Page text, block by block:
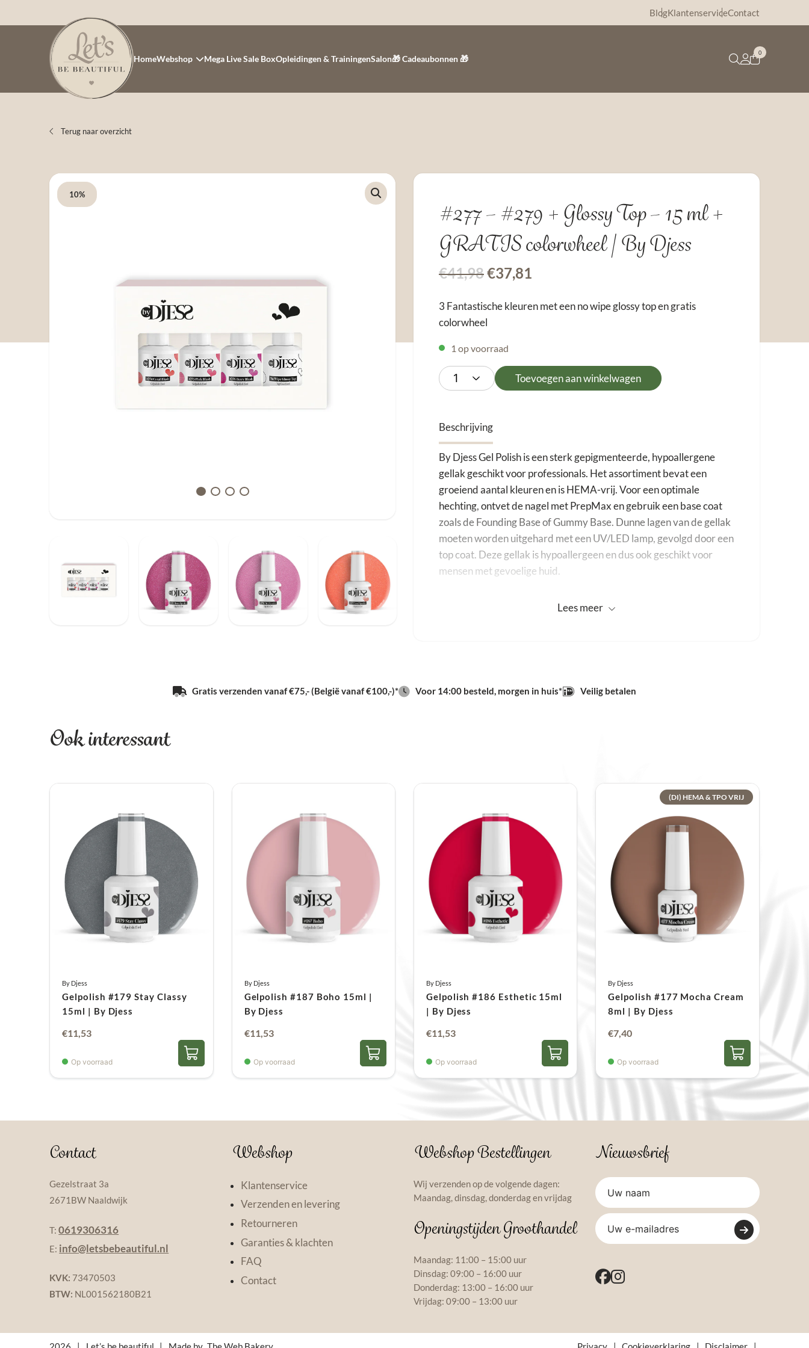
BlogKlantenserviceContact
HomeWebshop Mega Live Sale BoxOpleidingen & TrainingenSalon🎁 Cadeaubonnen 🎁
0
Terug naar overzicht
10%
#277 – #279 + Glossy Top – 15 ml +
GRATIS colorwheel | By Djess
€41,98Oorspronkelijke
was:
€41,98.
€37,81
is:
3 Fantastische kleuren met een no wipe glossy top en gratis
colorwheel
1 op voorraad
Toevoegen aan winkelwagen
Beschrijving
By Djess Gel Polish is een sterk gepigmenteerde, hypoallergene
gellak geschikt voor professionals. Het assortiment bevat een
groeiend aantal kleuren en is HEMA-vrij. Voor een optimale
hechting, ontvet de nagel met PrepMax en gebruik een base coat
zoals de Founding Base of Gummy Base. Dunne lagen van de gellak
moeten worden uitgehard met een UV/LED lamp, gevolgd door een
top coat. Deze gellak is hypoallergeen en dus ook geschikt voor
mensen met gevoelige huid.
Leesmeer
Gratis verzenden vanaf €75,- (België vanaf €100,-)* Voor 14:00 besteld, morgen in huis* Veilig betalen
Ook interessant
By Djess
Gelpolish #179 Stay Classy
15ml | By Djess
€11,53
Op voorraad
By Djess
Gelpolish #187 Boho 15ml |
By Djess
€11,53
Op voorraad
By Djess
Gelpolish #186 Esthetic 15ml
| By Djess
€11,53
Op voorraad
(DI) HEMA & TPO VRIJ
By Djess
Gelpolish #177 Mocha Cream
8ml | By Djess
€7,40
Op voorraad
Contact
Gezelstraat 3a
2671BW Naaldwijk
T:0619306316
E: info@letsbebeautiful.nl
KVK: 73470503
BTW: NL001562180B21
Webshop
Klantenservice
Verzenden en levering
Retourneren
Garanties & klachten
FAQ
Contact
Webshop Bestellingen
Wij verzenden op de volgende dagen:
Maandag, dinsdag, donderdag en vrijdag
Openingstijden Groothandel
Maandag: 11:00 – 15:00 uur
Dinsdag: 09:00 – 16:00 uur
Donderdag: 13:00 – 16:00 uur
Vrijdag: 09:00 – 13:00 uur
Nieuwsbrief